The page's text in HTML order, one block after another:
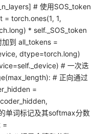
# 使用SOS_token
= torch.ones(1, 1,
* self._SOS_token
到 all_tokens =
dtype=torch.long)
# 一次迭
# 正向通过
=
单词标记及其softmax分数
=